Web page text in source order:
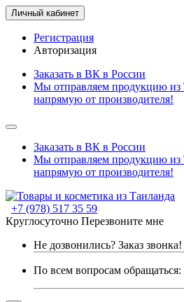
Личный кабинет
Регистрация
Авторизация
Заказать в ВК в России
Мы отправляем продукцию из
напрямую от производителя!
Заказать в ВК в России
Мы отправляем продукцию из
напрямую от производителя!
+7 (978) 517 35 59
Круглосуточно Перезвоните мне
Не дозвонились? Заказ звонка!
По всем вопросам обращаться: